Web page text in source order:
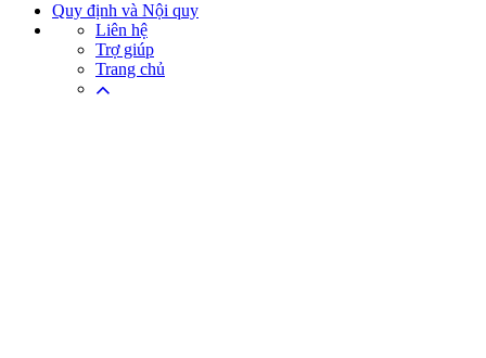
Quy định và Nội quy
Liên hệ
Trợ giúp
Trang chủ